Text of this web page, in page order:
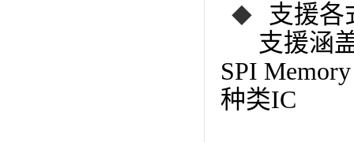
◆ 支援各
支援涵盖
SPI
种类IC